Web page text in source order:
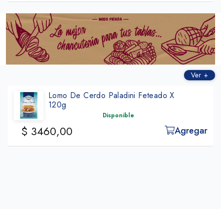
Ver +
Lomo De Cerdo Paladini Feteado X
120g
Disponible
$ 3460,00 Agregar